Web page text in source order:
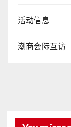
活动信息
潮商会际互访